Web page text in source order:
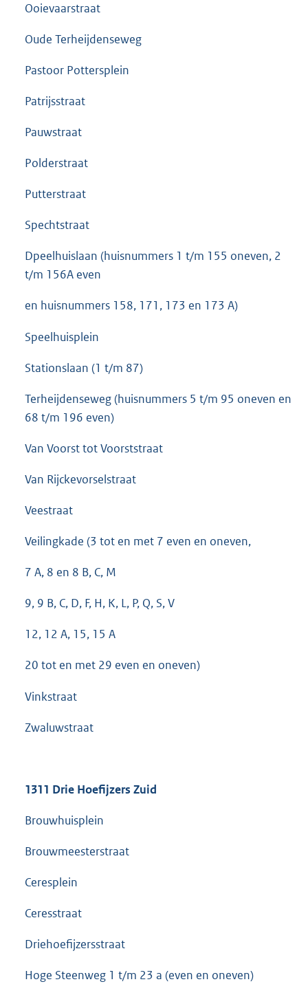
Ooievaarstraat
Oude Terheijdenseweg
Pastoor Pottersplein
Patrijsstraat
Pauwstraat
Polderstraat
Putterstraat
Spechtstraat
Dpeelhuislaan (huisnummers 1 t/m 155 oneven, 2
t/m 156A even
en huisnummers 158, 171, 173 en 173 A)
Speelhuisplein
Stationslaan (1 t/m 87)
Terheijdenseweg (huisnummers 5 t/m 95 oneven en
68 t/m 196 even)
Van Voorst tot Voorststraat
Van Rijckevorselstraat
Veestraat
Veilingkade (3 tot en met 7 even en oneven,
7 A, 8 en 8 B, C, M
9, 9 B, C, D, F, H, K, L, P, Q, S, V
12, 12 A, 15, 15 A
20 tot en met 29 even en oneven)
Vinkstraat
Zwaluwstraat
1311 Drie Hoefijzers Zuid
Brouwhuisplein
Brouwmeesterstraat
Ceresplein
Ceresstraat
Driehoefijzersstraat
Hoge Steenweg 1 t/m 23 a (even en oneven)